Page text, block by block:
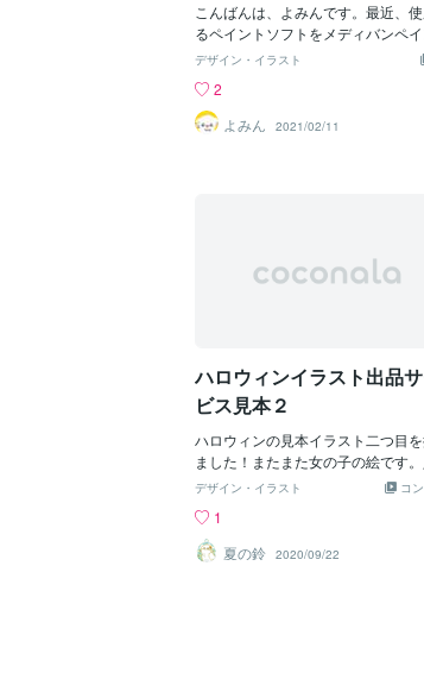
こんばんは、よみんです。最近、
るペイントソフトをメディバンペ
からクリスタに移行し、水彩タッ
早く仕上げられますし、ふんわりし
囲気になるので、これはこれでい
と思っているところです。もし、
デザイン・イラスト
2
よみん
2021/02/11
ハロウィンイラスト出品
ビス見本２
ハロウィンの見本イラスト二つ目
ました！またまた女の子の絵です
の中で一番描いてて楽しいの、女
うかしら…
コ
デザイン・イラスト
1
夏の鈴 2020/09/22